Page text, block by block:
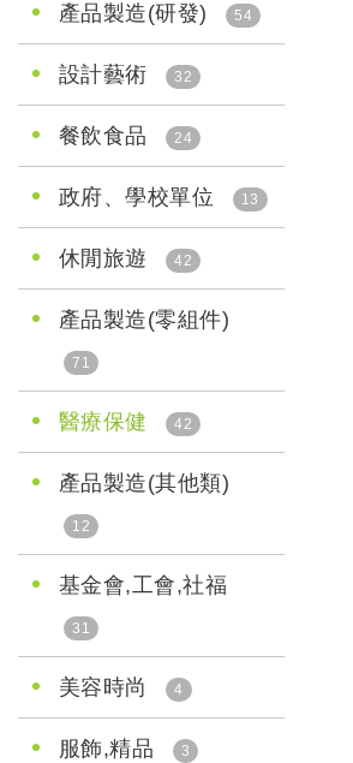
產品製造(研發) 54
設計藝術 32
餐飲食品 24
政府、學校單位 13
休閒旅遊 42
產品製造(零組件)
71
醫療保健 42
產品製造(其他類)
12
基金會,工會,社福
31
美容時尚 4
服飾,精品 3